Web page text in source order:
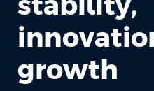
growth